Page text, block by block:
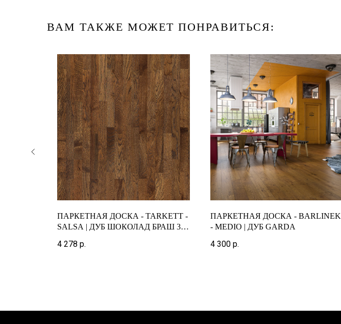
ВАМ ТАКЖЕ МОЖЕТ ПОНРАВИТЬСЯ:
ПАРКЕТНАЯ ДОСКА - TARKETT -
SALSA | ДУБ ШОКОЛАД БРАШ 3-
4 278 р.
ПАРКЕТНАЯ ДОСКА - BARLINEK
- MEDIO | ДУБ GARDA
4 300 р.